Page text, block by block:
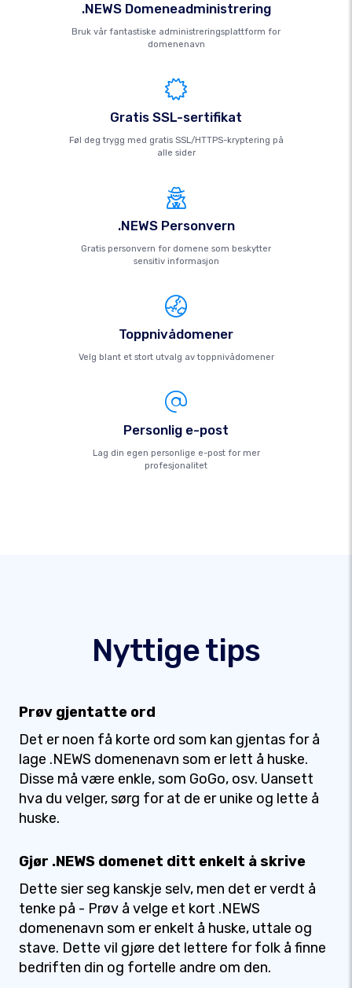
.NEWS Domeneadministrering
Bruk vår fantastiske administreringsplattform for
domenenavn
Gratis SSL-sertifikat
Føl deg trygg med gratis SSL/HTTPS-kryptering på
alle sider
.NEWS Personvern
Gratis personvern for domene som beskytter
sensitiv informasjon
Toppnivådomener
Velg blant et stort utvalg av toppnivådomener
Personlig e-post
Lag din egen personlige e-post for mer
profesjonalitet
Nyttige tips
Prøv gjentatte ord
Det er noen få korte ord som kan gjentas for å
lage .NEWS domenenavn som er lett å huske.
Disse må være enkle, som GoGo, osv. Uansett
hva du velger, sørg for at de er unike og lette å
huske.
Gjør .NEWS domenet ditt enkelt å skrive
Dette sier seg kanskje selv, men det er verdt å
tenke på - Prøv å velge et kort .NEWS
domenenavn som er enkelt å huske, uttale og
stave. Dette vil gjøre det lettere for folk å finne
bedriften din og fortelle andre om den.